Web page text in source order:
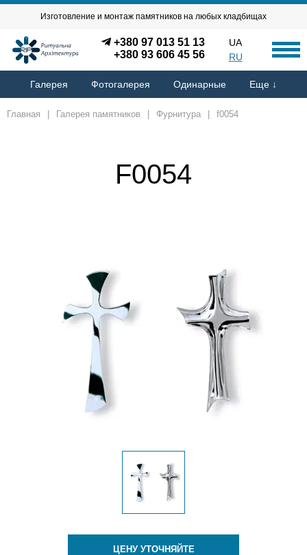
Изготовление и монтаж памятников на любых кладбищах
+380 97 013 51 13
+380 93 606 45 56
UA
RU
Галерея Фотогалерея Одинарные Еще ↓
Главная Галерея памятников Фурнитура f0054
F0054
ЦЕНУ УТОЧНЯЙТЕ